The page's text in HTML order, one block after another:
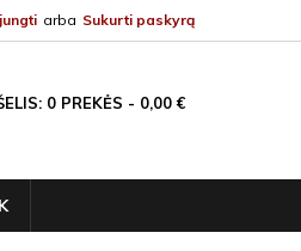
arba Sukurti paskyrą
0 PREKĖS - 0,00 €